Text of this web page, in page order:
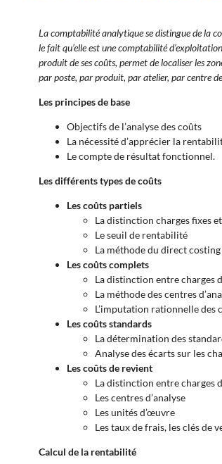
La comptabilité analytique se distingue de la
le fait qu’elle est une comptabilité
produit de ses coûts, permet de localiser les
par poste, par produit, par atelier, par centre
Les principes de base
Objectifs de l’analyse des coûts
La nécessité d’apprécier la
Le compte de résultat fonctionnel.
Les différents types de coûts
Les coûts partiels
La distinction charges fixes
Le seuil de rentabilité
La méthode du direct costing
Les coûts complets
La distinction entre charges
La méthode des centres
L’imputation rationnelle des
Les coûts standards
La détermination des
Analyse des écarts sur les
Les coûts de revient
La distinction entre charges
Les centres d’analyse
Les unités d’œuvre
Les taux de frais, les clés de
Calcul de la rentabilité